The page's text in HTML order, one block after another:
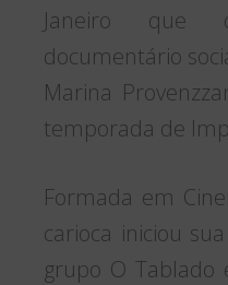
Janeiro que
documentário
Marina
temporada de
Formada em
carioca iniciou
grupo O Tablado